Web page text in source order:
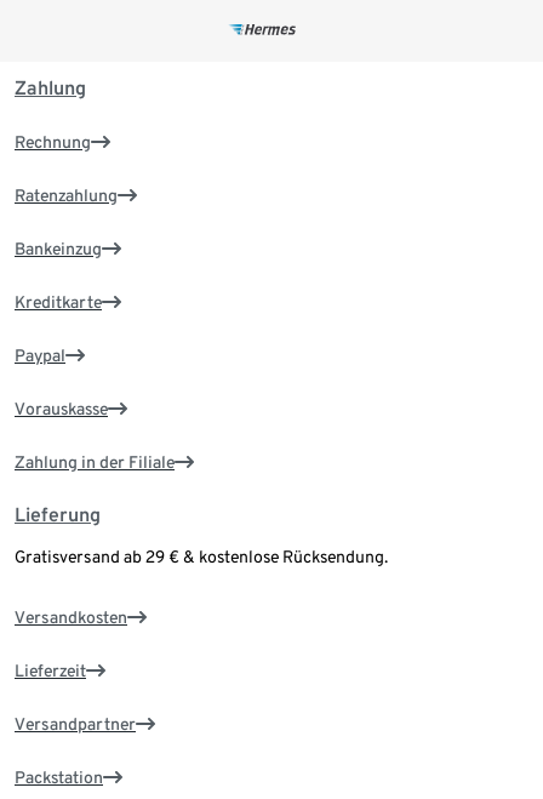
Zahlung
Rechnung
Ratenzahlung
Bankeinzug
Kreditkarte
Paypal
Vorauskasse
Zahlung in der Filiale
Lieferung
Gratisversand ab 29 € & kostenlose Rücksendung.
Versandkosten
Lieferzeit
Versandpartner
Packstation